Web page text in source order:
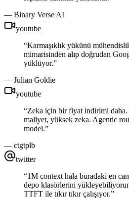
— Binary Verse AI
youtube
“Karmaşıklık yükünü
mimarisinden alıp doğrudan
yüklüyor.”
— Julian Goldie
youtube
“Zeka için bir fiyat indirimi daha.
maliyet, yüksek zeka. Agentic
model.”
— ctgtplb
twitter
“1M context hala buradaki en
depo klasörlerini
TTFT ile tıkır tıkır çalışıyor.”